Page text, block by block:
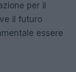
per il
il futuro
essere